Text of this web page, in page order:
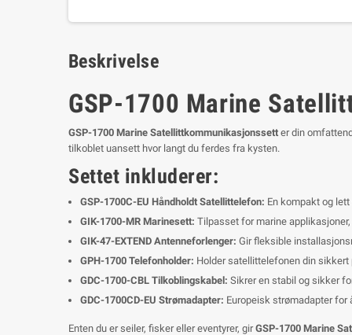
Beskrivelse
GSP-1700 Marine
GSP-1700 Marine Satellittkommunikasjonssett er din
tilkoblet uansett hvor langt du ferdes fra kysten.
Settet inkluderer:
GSP-1700C-EU Håndholdt Satellittelefon: En kompakt og
GIK-1700-MR Marinesett: Tilpasset for marine
GIK-47-EXTEND Antenneforlenger: Gir fleksible
GPH-1700 Telefonholder: Holder satellittelefonen din sikkert
GDC-1700-CBL Tilkoblingskabel: Sikrer en stabil og sikker
GDC-1700CD-EU Strømadapter: Europeisk strømadapter for
Enten du er seiler, fisker eller eventyrer, girGSP-1700 Marine